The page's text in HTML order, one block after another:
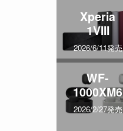
Xperia
1VIII
2026/6/11発売
WF-
1000XM6
2026/2/27発売